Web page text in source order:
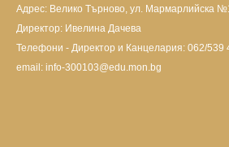
Адрес: Велико Търново, ул. Мармарлийска
Директор: Ивелина Дачева
Телефони - Директор и Канцелария: 062/539
email: info-300103@edu.mon.bg